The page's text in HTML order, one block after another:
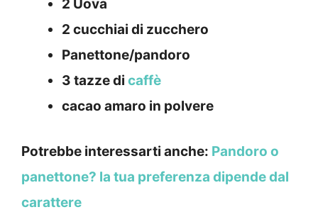
2 Uova
2 cucchiai di zucchero
Panettone/pandoro
3 tazze di caffè
cacao amaro in polvere
Potrebbe interessarti anche: Pandoro o
panettone? la tua preferenza dipende dal
carattere